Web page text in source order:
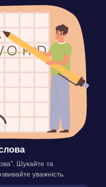
Шукайте та
уважність.